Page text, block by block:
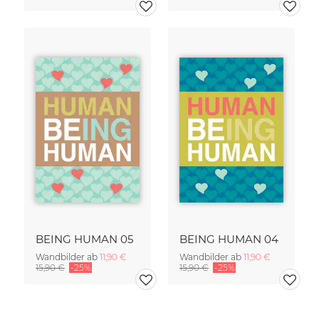
BEING HUMAN 05
Wandbilder ab 11,90 €
15,90 € -25%
BEING HUMAN 04
Wandbilder ab 11,90 €
15,90 € -25%